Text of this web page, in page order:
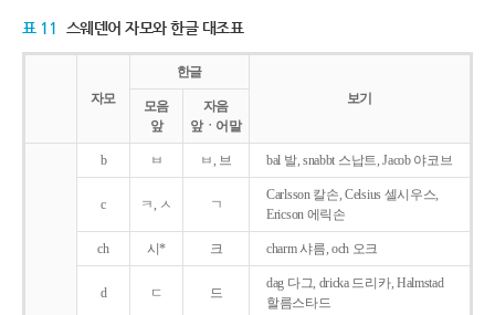
표 11 스웨덴어 자모와 한글 대조표
자모
한글
보기
모음
앞
자음
앞ㆍ어말
b ㅂ ㅂ, 브 bal 발, snabbt 스납트, Jacob 야코브
c ㅋ, ㅅ ㄱ
Carlsson 칼손, Celsius 셀시우스,
Ericson 에릭손
ch 시* 크 charm 샤름, och 오크
d ㄷ 드
dag 다그, dricka 드리카, Halmstad
할름스타드